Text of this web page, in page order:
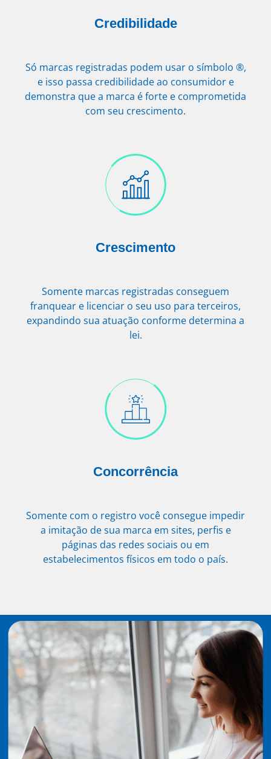
Credibilidade
Só marcas registradas podem usar o símbolo ®,
e isso passa credibilidade ao consumidor e
demonstra que a marca é forte e comprometida
com seu crescimento.
Crescimento
Somente marcas registradas conseguem
franquear e licenciar o seu uso para terceiros,
expandindo sua atuação conforme determina a
lei.
Concorrência
Somente com o registro você consegue impedir
a imitação de sua marca em sites, perfis e
páginas das redes sociais ou em
estabelecimentos físicos em todo o país.